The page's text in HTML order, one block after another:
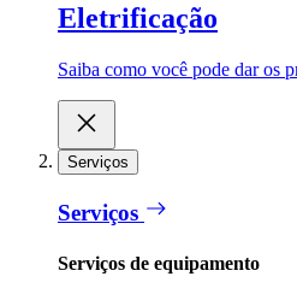
Eletrificação
Saiba como você pode dar os
Serviços
Serviços
Serviços de equipamento